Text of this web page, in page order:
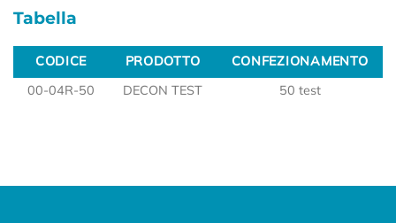
Tabella
CODICE PRODOTTO
CONFEZIONAMENTO
CODICE
PRODOTTO CONFEZIONAMENTO
00-04R-50 DECON TEST 50 test